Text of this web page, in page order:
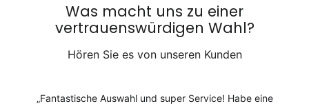
Was macht uns zu einer
vertrauenswürdigen Wahl?
Hören Sie es von unseren Kunden
Fantastische Auswahl und super Service! Habe eine